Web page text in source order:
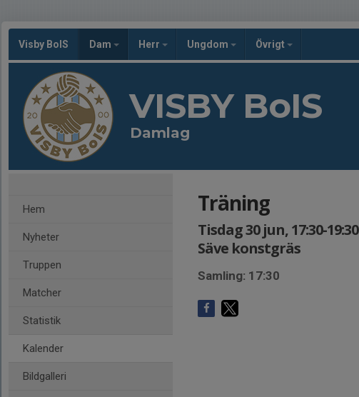
Visby BoIS Dam Herr Ungdom Övrigt
VISBY BoIS
Damlag
Hem
Nyheter
Truppen
Matcher
Statistik
Kalender
Bildgalleri
Träning
Tisdag 30 jun, 17:30-19:30
Säve konstgräs
Samling: 17:30